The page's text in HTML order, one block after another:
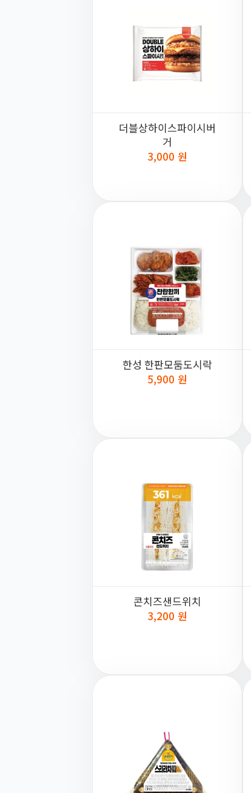
더블상하이스파이시버
거
3,000 원
한성 한판모둠도시락
5,900 원
콘치즈샌드위치
3,200 원